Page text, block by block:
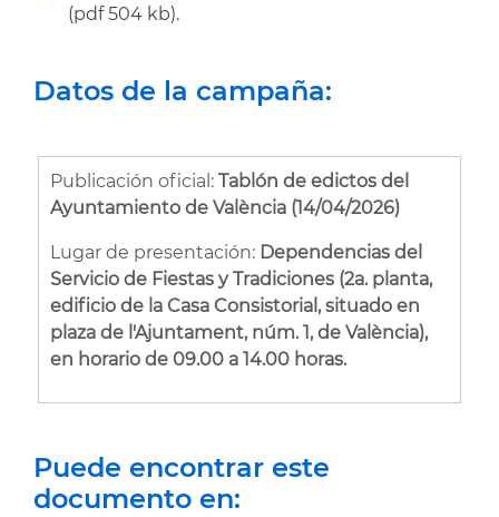
(pdf 504 kb).
Datos de la campaña:
Publicación oficial: Tablón de edictos del
Ayuntamiento de València (14/04/2026)
Lugar de presentación: Dependencias del
Servicio de Fiestas y Tradiciones (2a. planta,
edificio de la Casa Consistorial, situado en
plaza de l'Ajuntament, núm. 1, de València),
en horario de 09.00 a 14.00 horas.
Puede encontrar este
documento en: